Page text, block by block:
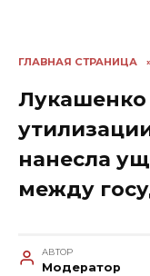
ГЛАВНАЯ СТРАНИЦА
Лукашенко
нанесла
между
АВТОР
Модератор